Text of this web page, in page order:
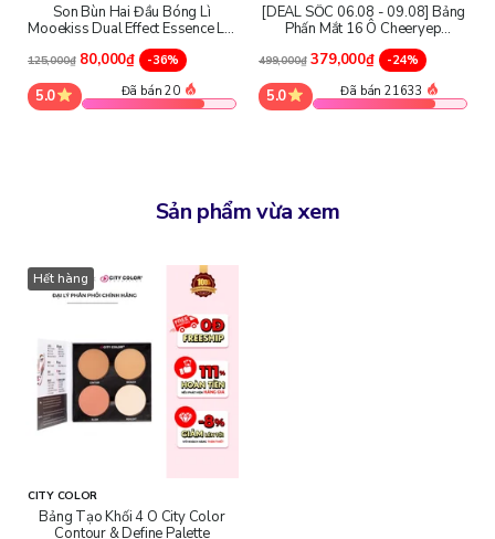
Công dụng
mặt.
Tạo bóng và highlight với các ô màu highlight giúp tạo điểm nhấn,
làm nổi bật các đường nét và các nét đẹp có trên khuôn mặt.
Che điểm yếu của khuôn mặt, tạo hiệu ứng gương mặt chữ V hoặc
làm đồng đều màu da.
Son Bùn Hai Đầu Bóng Lì
Mooekiss Dual Effect Essence Lip
Mud
125,000₫ 80,000₫ -36%
5.0 Đã bán 20
[DEAL SỐC 06.08 - 09.08] Bảng
Phấn Mắt 16 Ô Cheeryep
Eyeshadow Palette
499,000₫ 379,000₫ -24%
5.0 Đã bán 21633
Sản phẩm vừa xem
Hết hàng
CITY COLOR
Bảng Tạo Khối 4 Ô City Color
Contour & Define Palette